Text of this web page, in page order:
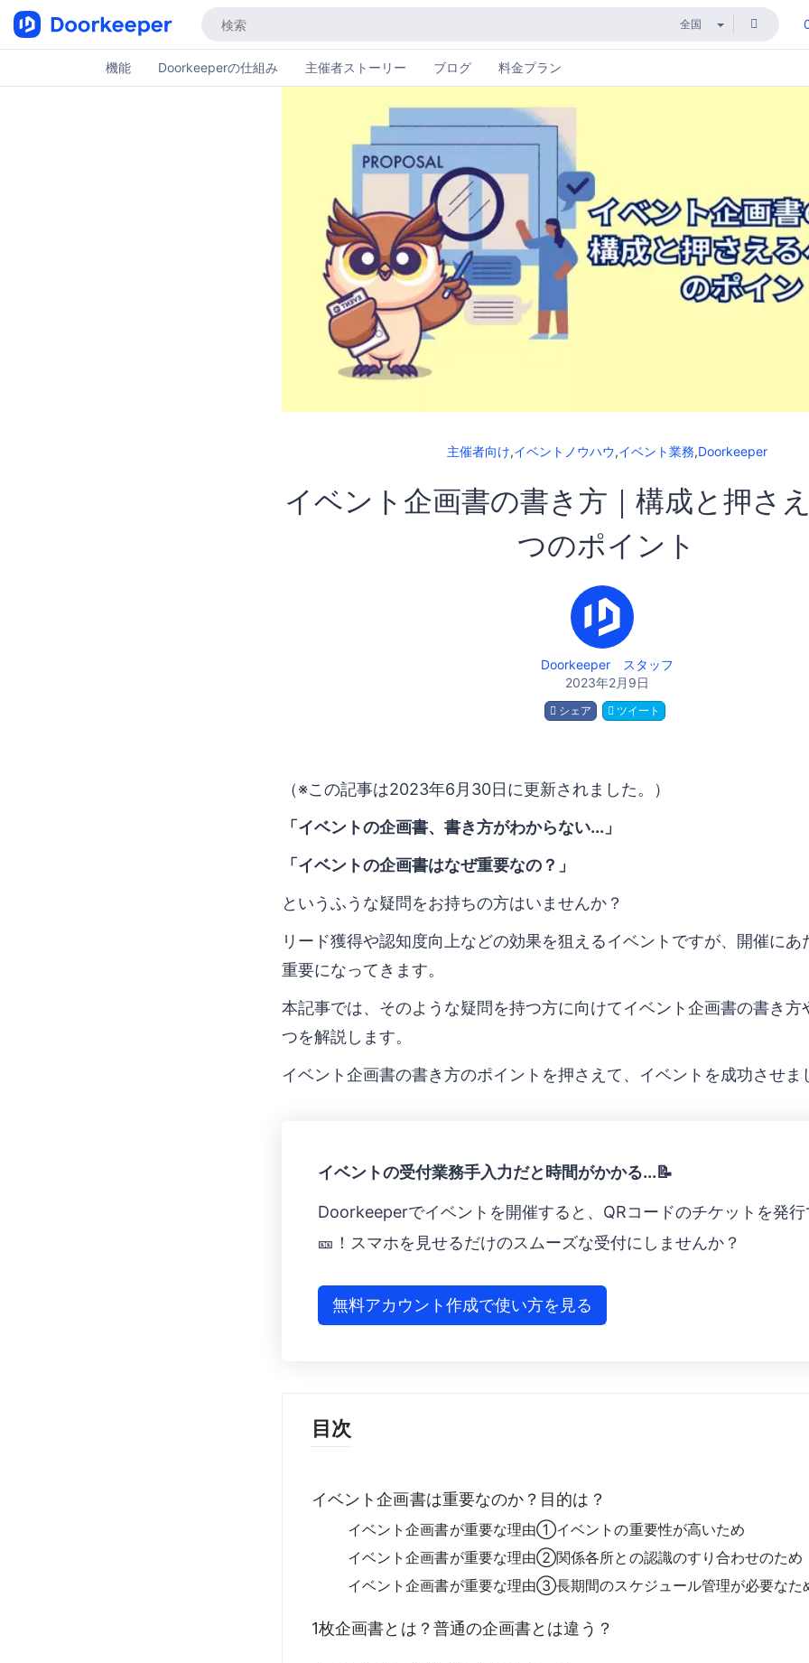
機能 Doorkeeperの仕組み 主催者ストーリー ブログ 料金プラン
主催者向け,イベントノウハウ,イベント業務,Doorkeeper
イベント企画書の書き方｜構成と押さ
つのポイント
Doorkeeper スタッフ
2023年2月9日
シェア ツイート
（※この記事は2023年6月30日に更新されました。）
「イベントの企画書、書き方がわからない...」
「イベントの企画書はなぜ重要なの？」
というふうな疑問をお持ちの方はいませんか？
リード獲得や認知度向上などの効果を狙えるイベントですが、開催にあ
重要になってきます。
本記事では、そのような疑問を持つ方に向けてイベント企画書の書き方
つを解説します。
イベント企画書の書き方のポイントを押さえて、イベントを成功させま
イベントの受付業務手入力だと時間がかかる...📝
Doorkeeperでイベントを開催すると、QRコードのチケットを発
🎫！スマホを見せるだけのスムーズな受付にしませんか？
無料アカウント作成で使い方を見る
目次
イベント企画書は重要なのか？目的は？
イベント企画書が重要な理由①イベントの重要性が高いため
イベント企画書が重要な理由②関係各所との認識のすり合わせのため
イベント企画書が重要な理由③長期間のスケジュール管理が必要なた
1枚企画書とは？普通の企画書とは違う？